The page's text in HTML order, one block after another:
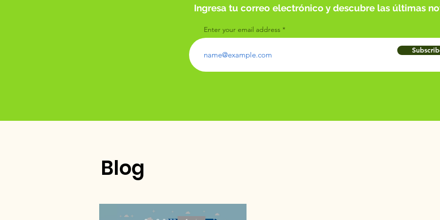
Ingresa tu correo electrónico y descubre las últimas
Enter your email address
Blog